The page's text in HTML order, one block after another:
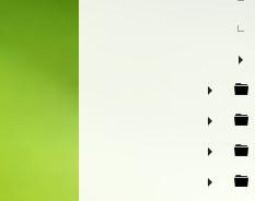
►
►
►
►